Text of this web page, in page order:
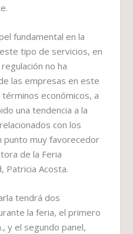
fundamental en la
tipo de servicios, en
no ha
las empresas en este
económicos, a
una tendencia a la
con los
punto muy favorecedor
de la Feria
Patricia Acosta.
tendrá dos
la feria, el primero
y el segundo panel,